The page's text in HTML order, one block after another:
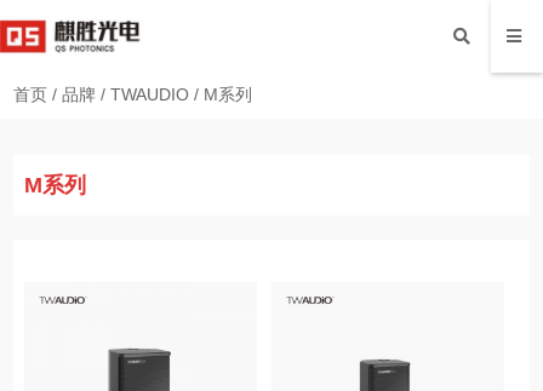
首页 /品牌 /TWAUDIO / M系列
M系列